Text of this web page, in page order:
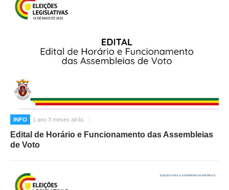
INFO 1 ano 3 meses atrás
Edital de Horário e Funcionamento das Assembleias
de Voto